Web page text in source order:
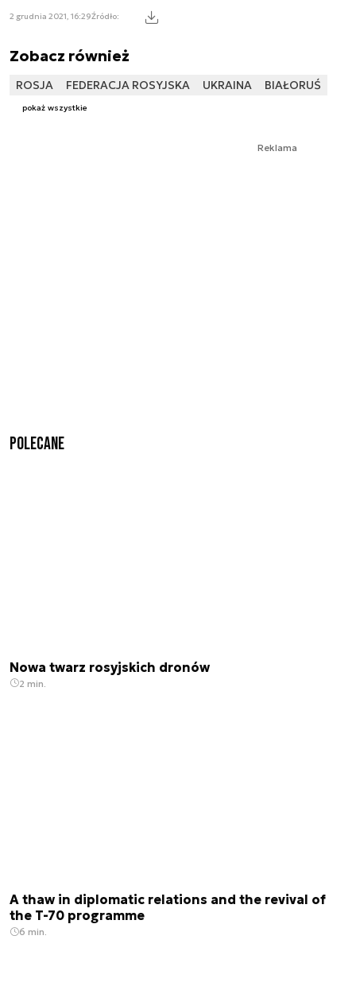
2 grudnia 2021, 16:29Źródło:
Zobacz również
ROSJA FEDERACJA ROSYJSKA UKRAINA BIAŁORUŚ
pokaż wszystkie
Reklama
Polecane
Nowa twarz rosyjskich dronów
2 min.
A thaw in diplomatic relations and the revival of
the T-70 programme
6 min.